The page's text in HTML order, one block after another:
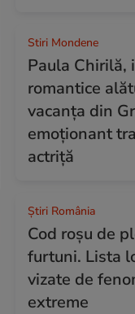
Stiri Mondene
Paula Chirilă,
romantice
vacanța din
emoționant
actriță
Știri România
Cod roșu de
furtuni. Lista
vizate de
extreme